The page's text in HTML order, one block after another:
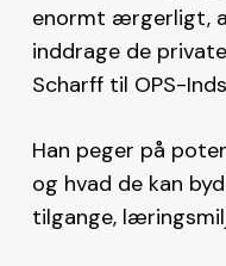
enormt ærgerligt,
inddrage de
Scharff til OPS-
Han peger på
og hvad de kan
tilgange,